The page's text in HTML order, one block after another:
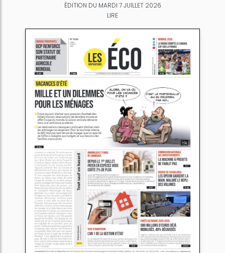
ÉDITION DU MARDI 7 JUILLET 2026
LIRE